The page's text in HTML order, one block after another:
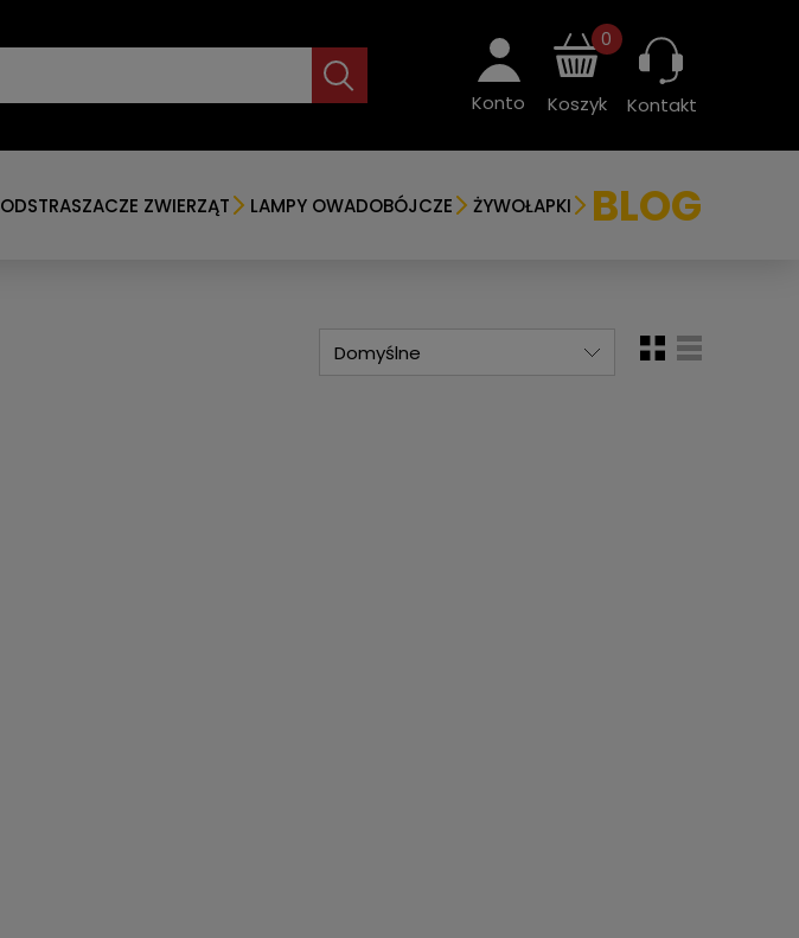
Konto Koszyk
0
Kontakt
ODSTRASZACZE ZWIERZĄT LAMPY OWADOBÓJCZE ŻYWOŁAPKI BLOG